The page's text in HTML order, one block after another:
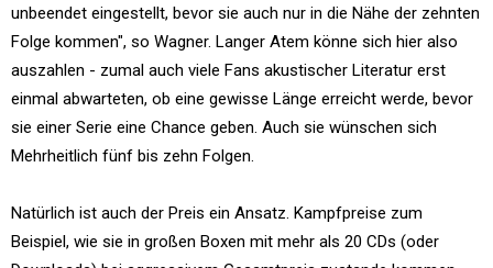
unbeendet eingestellt, bevor sie auch nur in die Nähe der zehnten
Folge kommen", so Wagner. Langer Atem könne sich hier also
auszahlen - zumal auch viele Fans akustischer Literatur erst
einmal abwarteten, ob eine gewisse Länge erreicht werde, bevor
sie einer Serie eine Chance geben. Auch sie wünschen sich
Mehrheitlich fünf bis zehn Folgen.
Natürlich ist auch der Preis ein Ansatz. Kampfpreise zum
Beispiel, wie sie in großen Boxen mit mehr als 20 CDs (oder